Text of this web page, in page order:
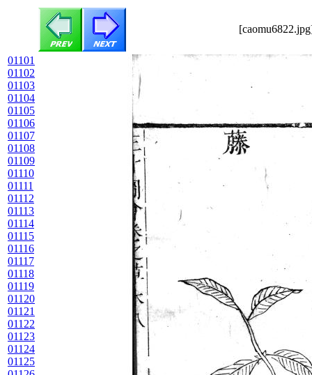
01101
01102
01103
01104
01105
01106
01107
01108
01109
01110
01111
01112
01113
01114
01115
01116
01117
01118
01119
01120
01121
01122
01123
01124
01125